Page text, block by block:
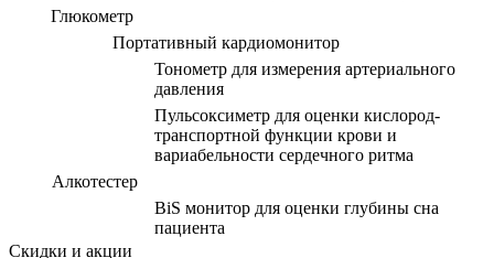
Глюкометр
Портативный кардиомонитор
Тонометр для измерения артериального
давления
Пульсоксиметр для оценки кислород-
транспортной функции крови и
вариабельности сердечного ритма
Алкотестер
BiS монитор для оценки глубины сна
пациента
Скидки и акции